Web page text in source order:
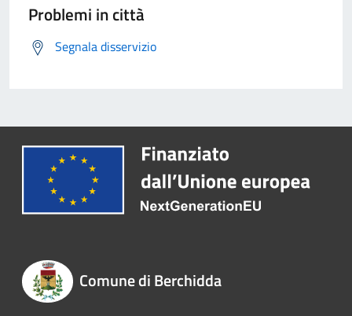
Problemi in città
Segnala disservizio
Comune di Berchidda